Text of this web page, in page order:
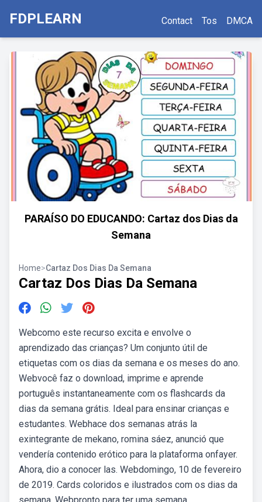
FDPLEARN Contact Tos DMCA
PARAÍSO DO EDUCANDO: Cartaz dos Dias da
Semana
Home>Cartaz Dos Dias Da Semana
Cartaz Dos Dias Da Semana
Webcomo este recurso excita e envolve o
aprendizado das crianças? Um conjunto útil de
etiquetas com os dias da semana e os meses do ano.
Webvocê faz o download, imprime e aprende
português instantaneamente com os flashcards da
dias da semana grátis. Ideal para ensinar crianças e
estudantes. Webhace dos semanas atrás la
exintegrante de mekano, romina sáez, anunció que
vendería contenido erótico para la plataforma onfayer.
Ahora, dio a conocer las. Webdomingo, 10 de fevereiro
de 2019. Cards coloridos e ilustrados com os dias da